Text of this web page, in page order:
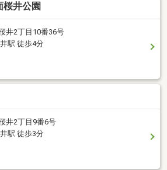
桜井公園
井2丁目10番36号
駅 徒歩4分
井2丁目9番6号
駅 徒歩3分